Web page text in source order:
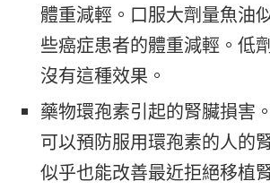
體重減輕。口服大劑量魚油
些癌症患者的體重減輕。低
沒有這種效果。
藥物環孢素引起的腎臟損害
可以預防服用環孢素的人的
似乎也能改善最近拒絕移植